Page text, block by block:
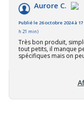
Aurore C.
Publié le 26 octobre 2024 à 17
h 21 min)
Très bon produit,
tout petits, il manque
spécifiques mais on